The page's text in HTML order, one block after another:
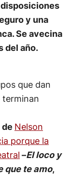
y una
Se avecina
del año.
que dan
terminan
Nelson
porque la
–El loco y
que te amo,